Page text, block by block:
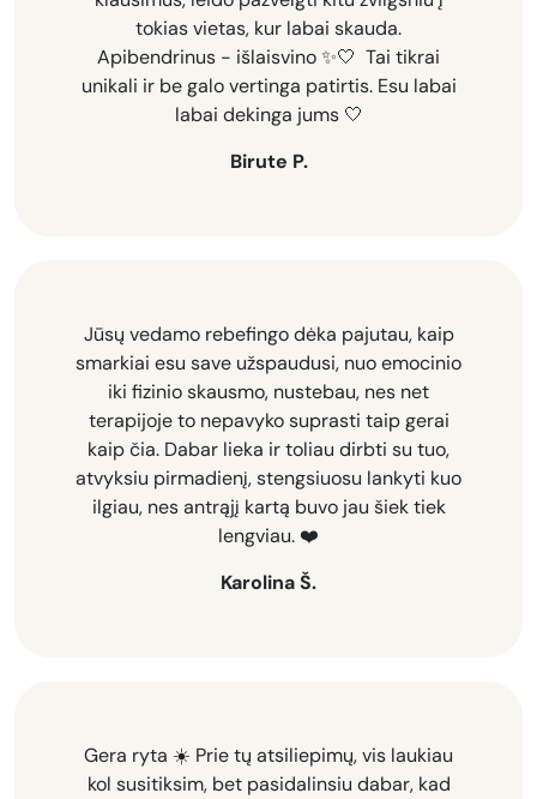
tokias vietas, kur labai skauda.
Apibendrinus - išlaisvino ✨🤍 Tai tikrai
unikali ir be galo vertinga patirtis. Esu labai
labai dekinga jums 🤍
Birute P.
Jūsų vedamo rebefingo dėka pajutau, kaip
smarkiai esu save užspaudusi, nuo emocinio
iki fizinio skausmo, nustebau, nes net
terapijoje to nepavyko suprasti taip gerai
kaip čia. Dabar lieka ir toliau dirbti su tuo,
atvyksiu pirmadienį, stengsiuosu lankyti kuo
ilgiau, nes antrąjį kartą buvo jau šiek tiek
lengviau. ❤️
Karolina Š.
Gera ryta ☀️ Prie tų atsiliepimų, vis laukiau
kol susitiksim, bet pasidalinsiu dabar, kad